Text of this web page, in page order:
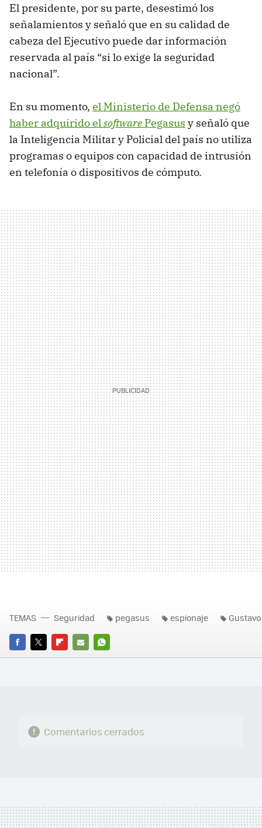
El presidente, por su parte, desestimó los
señalamientos y señaló que en su calidad de
cabeza del Ejecutivo puede dar información
reservada al país “si lo exige la seguridad
nacional”.
En su momento, el Ministerio de Defensa negó
haber adquirido elsoftware Pegasus y señaló que
la Inteligencia Militar y Policial del país no utiliza
programas o equipos con capacidad de intrusión
en telefonía o dispositivos de cómputo.
FACEBOOK
TWITTERFLIPBOARD
E-
WHATSAPP
TEMAS Seguridad pegasus espionaje
Comentarios cerrados